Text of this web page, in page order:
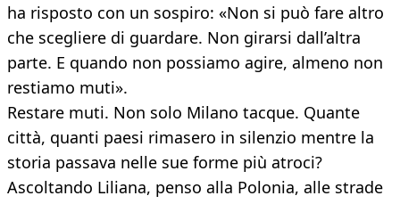
ha risposto con un sospiro: «Non si può fare altro
che scegliere di guardare. Non girarsi dall’altra
parte. E quando non possiamo agire, almeno non
restiamo muti».
Restare muti. Non solo Milano tacque. Quante
città, quanti paesi rimasero in silenzio mentre la
storia passava nelle sue forme più atroci?
Ascoltando Liliana, penso alla Polonia, alle strade